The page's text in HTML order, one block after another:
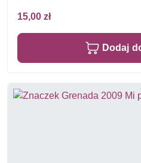
15,00 zł
Dodaj